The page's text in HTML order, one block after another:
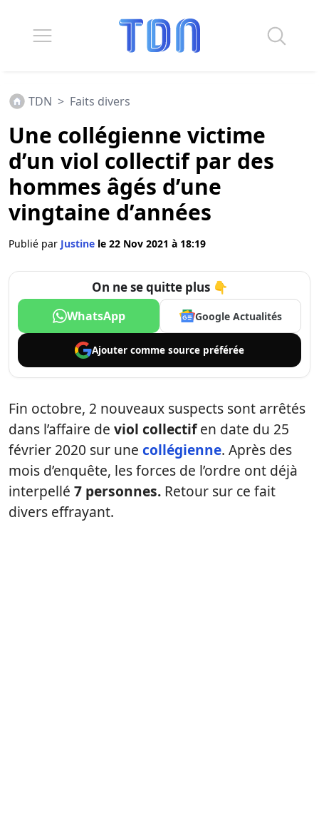
TDN > Faits divers
Une collégienne victime
d’un viol collectif par des
hommes âgés d’une
vingtaine d’années
Publié par Justine le 22 Nov 2021 à 18:19
On ne se quitte plus 👇
WhatsApp Google Actualités
Ajouter comme source préférée
Fin octobre, 2 nouveaux suspects sont arrêtés
dans l’affaire de viol collectifen date du 25
février 2020 sur une collégienne. Après des
mois d’enquête, les forces de l’ordre ont déjà
interpellé 7 personnes. Retour sur ce fait
divers effrayant.